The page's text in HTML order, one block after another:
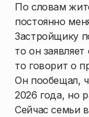
По словам
постоянно
Застройщику
то он
то говорит о
Он пообещал,
2026 года, но
Сейчас семьи